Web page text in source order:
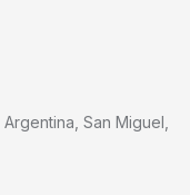
San Miguel,